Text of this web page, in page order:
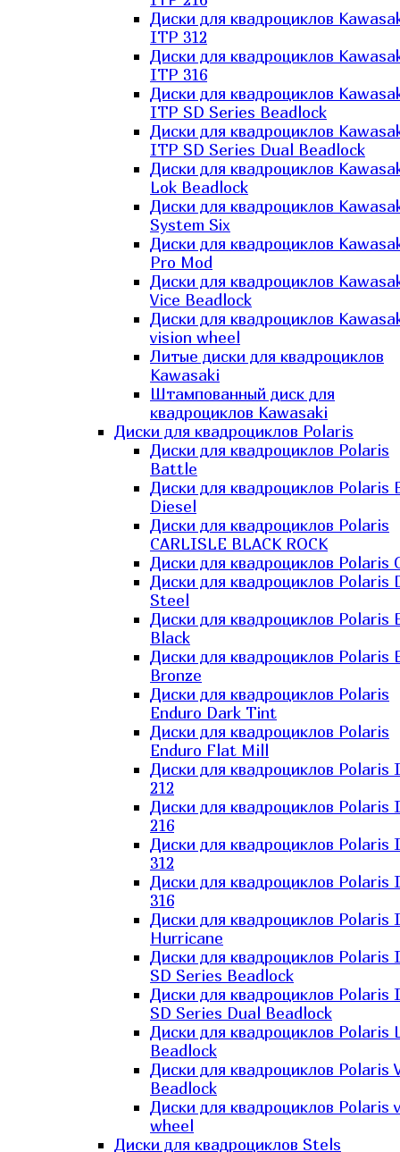
Диски для квадроциклов
ITP 312
Диски для квадроциклов
ITP 316
Диски для квадроциклов
ITP SD Series Beadlock
Диски для квадроциклов
ITP SD Series Dual Beadlock
Диски для квадроциклов
Lok Beadlock
Диски для квадроциклов
System Six
Диски для квадроциклов
Pro Mod
Диски для квадроциклов
Vice Beadlock
Диски для квадроциклов
vision wheel
Литые диски для квадроциклов
Kawasaki​
Штампованный диск для
квадроциклов Kawasaki​
Диски для квадроциклов Polaris
Диски для квадроциклов Polaris
Battle
Диски для квадроциклов Polaris
Diesel
Диски для квадроциклов Polaris
CARLISLE BLACK ROCK
Диски для квадроциклов Polaris
Диски для квадроциклов Polaris
Steel
Диски для квадроциклов Polaris
Black
Диски для квадроциклов Polaris
Bronze
Диски для квадроциклов Polaris
Enduro Dark Tint
Диски для квадроциклов Polaris
Enduro Flat Mill
Диски для квадроциклов Polaris
212
Диски для квадроциклов Polaris
216
Диски для квадроциклов Polaris
312
Диски для квадроциклов Polaris
316
Диски для квадроциклов Polaris
Hurricane
Диски для квадроциклов Polaris
SD Series Beadlock
Диски для квадроциклов Polaris
SD Series Dual Beadlock
Диски для квадроциклов Polaris
Beadlock
Диски для квадроциклов Polaris
Beadlock
Диски для квадроциклов Polaris
wheel
Диски для квадроциклов Stels